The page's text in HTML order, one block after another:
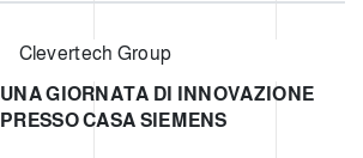
Clevertech Group
UNA GIORNATA DI INNOVAZIONE
PRESSO CASA SIEMENS